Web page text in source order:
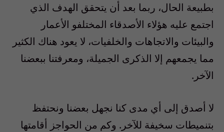
بطبيعة الحال، ربما بعد أن يتحقق الهدف الذي
اجتمع عليه هؤلاء الأصدقاء المختلفو الأعمار
والبيئات والاتجاهات والخلفيات، لا يعود هناك الكثير
مما يجمعهم إلا الذكرى الجميلة، ومعرفتنا ببعضنا
الآخر.
لا أصدق إلى أي مدى كنا نجهل بعضنا ونحتفظ
بتنميطات سخيفة للآخر. وكم من الحواجز أقامتها